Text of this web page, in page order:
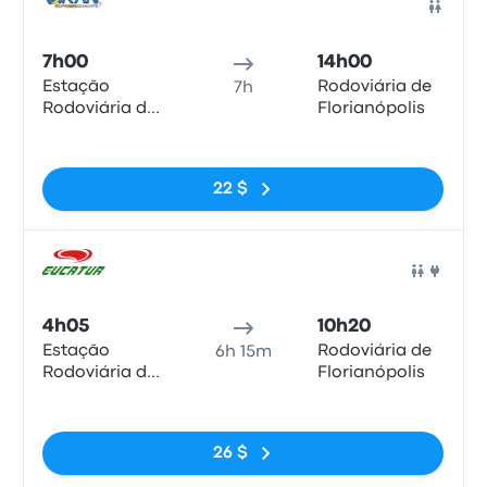
7h00
Estação
Rodoviária de
7h
14h00
Rodoviária de
Florianópolis
22 $
4h05
Estação
Rodoviária de
6h 15m
10h20
Rodoviária de
Florianópolis
26 $